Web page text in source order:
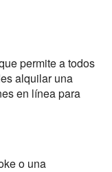
permite a todos
alquilar una
en línea para
o una